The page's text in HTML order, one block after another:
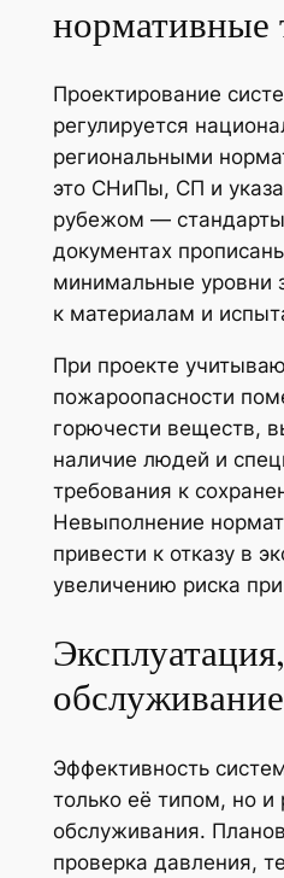
нормативные
Проектирование
регулируется
региональными
это СНиПы, СП и
рубежом —
документах
минимальные уровни
к материалам и
При проекте
пожароопасности
горючести веществ,
наличие людей и
требования к
Невыполнение
привести к отказу в
увеличению риска
обслуживание
Эффективность
только её типом, но и
обслуживания.
проверка давления,